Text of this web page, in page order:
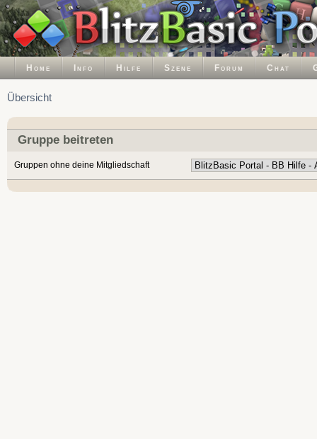
Home Info Hilfe Szene Forum Chat
Übersicht
Gruppe beitreten
Gruppen ohne deine Mitgliedschaft